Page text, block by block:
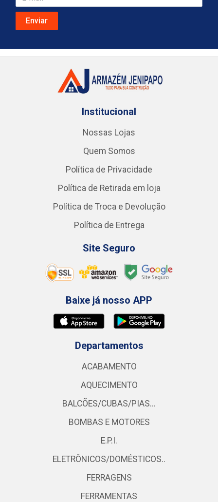
Institucional
Nossas Lojas
Quem Somos
Política de Privacidade
Política de Retirada em loja
Política de Troca e Devolução
Política de Entrega
Site Seguro
Baixe já nosso APP
Departamentos
ACABAMENTO
AQUECIMENTO
BALCÕES/CUBAS/PIAS...
BOMBAS E MOTORES
E.P.I.
ELETRÔNICOS/DOMÉSTICOS..
FERRAGENS
FERRAMENTAS